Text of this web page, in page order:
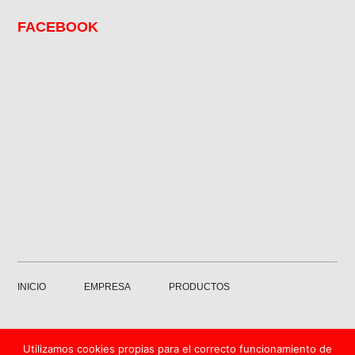
FACEBOOK
INICIO EMPRESA PRODUCTOS
Utilizamos cookies propias para el correcto funcionamiento de